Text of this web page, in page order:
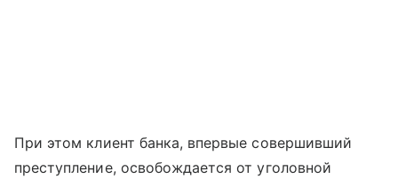
При этом клиент банка, впервые совершивший
преступление, освобождается от уголовной